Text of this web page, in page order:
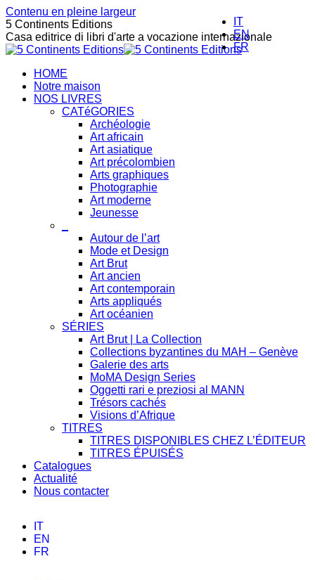
Contenu en pleine largeur
IT
EN
FR
5 Continents Editions
Casa editrice di libri d'arte a vocazione internazionale
HOME
Notre maison
NOS LIVRES
CATéGORIES
Archéologie
Art africain
Art asiatique
Art précolombien
Arts graphiques
Photographie
Art moderne
Jeunesse
Autour de l’art
Mode et Design
Art Brut
Art ancien
Art contemporain
Arts appliqués
Art océanien
SÉRIES
Art Brut | La Collection
Collections byzantines du MAH – Genève
Galerie des arts
MoMA Design Series
Oggetti rari e preziosi al MANN
Trésors cachés
Visions d’Afrique
TITRES
TITRES DISPONIBLES CHEZ L’ÉDITEUR
TITRES ÉPUISÉS
Catalogues
Actualité
Nous contacter
IT
EN
FR